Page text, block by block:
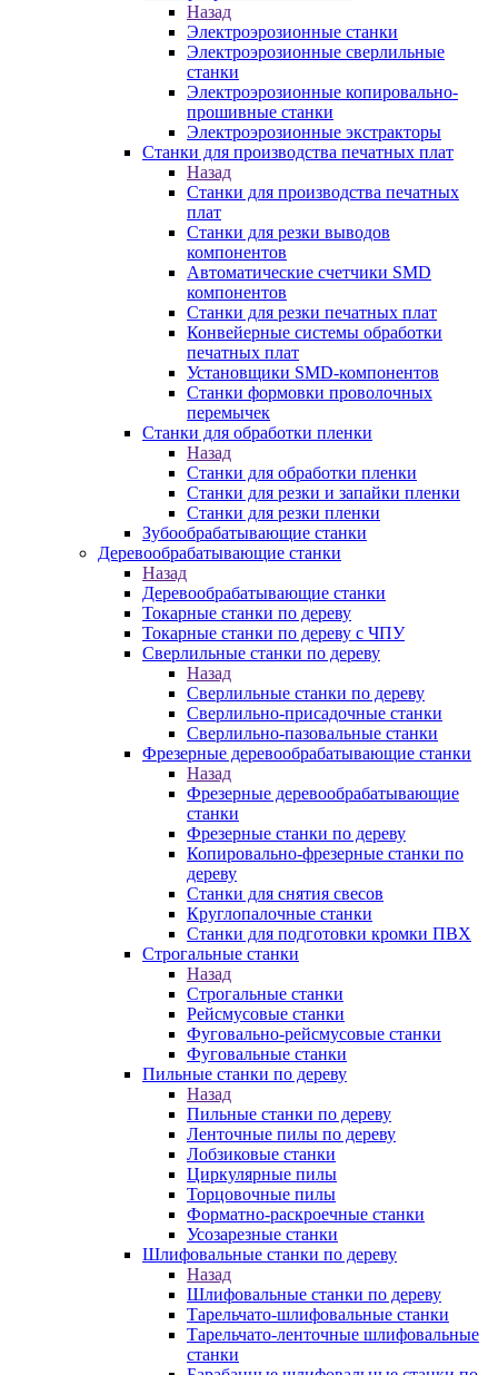
Назад
Электроэрозионные станки
Электроэрозионные сверлильные
станки
Электроэрозионные копировально-
прошивные станки
Электроэрозионные экстракторы
Станки для производства печатных плат
Назад
Станки для производства печатных
плат
Станки для резки выводов
компонентов
Автоматические счетчики SMD
компонентов
Станки для резки печатных плат
Конвейерные системы обработки
печатных плат
Установщики SMD-компонентов
Станки формовки проволочных
перемычек
Станки для обработки пленки
Назад
Станки для обработки пленки
Станки для резки и запайки пленки
Станки для резки пленки
Зубообрабатывающие станки
Деревообрабатывающие станки
Назад
Деревообрабатывающие станки
Токарные станки по дереву
Токарные станки по дереву с ЧПУ
Сверлильные станки по дереву
Назад
Сверлильные станки по дереву
Сверлильно-присадочные станки
Сверлильно-пазовальные станки
Фрезерные деревообрабатывающие станки
Назад
Фрезерные деревообрабатывающие
станки
Фрезерные станки по дереву
Копировально-фрезерные станки по
дереву
Станки для снятия свесов
Круглопалочные станки
Станки для подготовки кромки ПВХ
Строгальные станки
Назад
Строгальные станки
Рейсмусовые станки
Фуговально-рейсмусовые станки
Фуговальные станки
Пильные станки по дереву
Назад
Пильные станки по дереву
Ленточные пилы по дереву
Лобзиковые станки
Циркулярные пилы
Торцовочные пилы
Форматно-раскроечные станки
Усозарезные станки
Шлифовальные станки по дереву
Назад
Шлифовальные станки по дереву
Тарельчато-шлифовальные станки
Тарельчато-ленточные шлифовальные
станки